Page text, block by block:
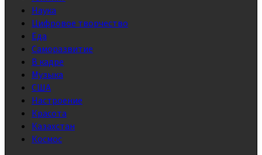
Наука
Цифровое творчество
Еда
Саморазвитие
В кадре
Музыка
США
Настроение
Красота
Казахстан
Космос